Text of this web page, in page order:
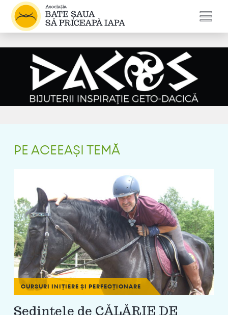
PE ACEEAȘI TEMĂ
CURSURI INIȚIERE ȘI PERFECȚIONARE
Ședințele de CĂLĂRIE DE